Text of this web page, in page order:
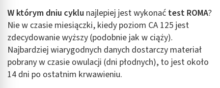
W którym dniu cyklu najlepiej jest wykonać test ROMA?
Nie w czasie miesiączki, kiedy poziom CA 125 jest
zdecydowanie wyższy (podobnie jak w ciąży).
Najbardziej wiarygodnych danych dostarczy materiał
pobrany w czasie owulacji (dni płodnych), to jest około
14 dni po ostatnim krwawieniu.
Pomiar efektywności treści
Rozumienie odbiorców dzięki statystyce lub
kombinacji danych z różnych źródeł
Rozwój i ulepszanie usług
Wykorzystywanie ograniczonych danych do